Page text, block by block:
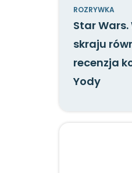
ROZRYWKA
Star Wars.
skraju
recenzja
Yody